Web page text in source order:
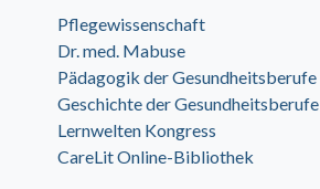
Pflegewissenschaft
Dr. med. Mabuse
Pädagogik der Gesundheitsberufe
Geschichte der Gesundheitsberufe
Lernwelten Kongress
CareLit Online-Bibliothek